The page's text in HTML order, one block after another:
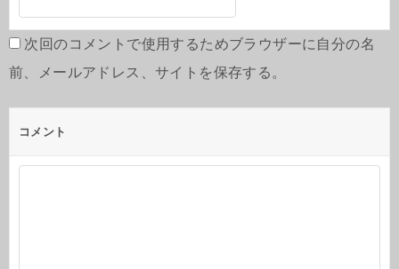
次回のコメントで使用するためブラウザーに自分の名
前、メールアドレス、サイトを保存する。
コメント